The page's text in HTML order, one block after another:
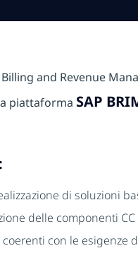
and Revenue
piattaforma SAP
di soluzioni
delle componenti CC
con le esigenze